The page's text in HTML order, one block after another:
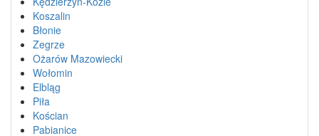
Koszalin
Błonie
Zegrze
Ożarów Mazowiecki
Wołomin
Elbląg
Piła
Kościan
Pabianice